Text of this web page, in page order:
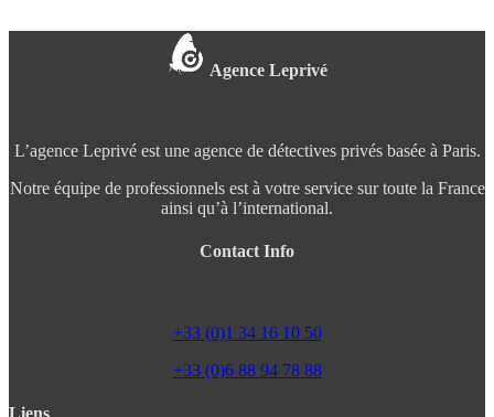
Agence Leprivé
L’agence Leprivé est une agence de détectives privés basée à Paris.
Notre équipe de professionnels est à votre service sur toute la France
ainsi qu’à l’international.
Contact Info
+33 (0)1 34 16 10 50
+33 (0)6 88 94 78 88
Liens